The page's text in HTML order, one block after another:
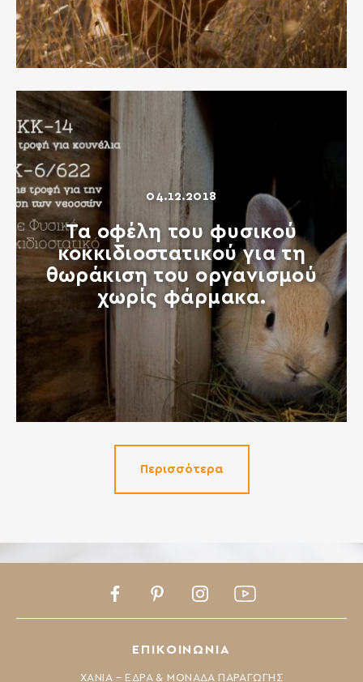
04.12.2018
Τα οφέλη του φυσικού
κοκκιδιοστατικού για τη
θωράκιση του οργανισμού
χωρίς φάρμακα.
Περισσότερα
ΕΠΙΚΟΙΝΩΝΙΑ
ΧΑΝΙΑ – ΕΔΡΑ & ΜΟΝΑΔΑ ΠΑΡΑΓΩΓΗΣ
FacebookPinterestInstagramYoutube